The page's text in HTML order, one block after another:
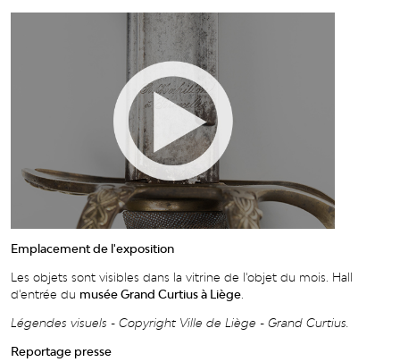
Emplacement de l'exposition
Les objets sont visibles dans la vitrine de l'objet du mois. Hall
d'entrée du musée Grand Curtius à Liège
Légendes visuels - Copyright Ville de Liège - Grand Curtius.
Reportage presse